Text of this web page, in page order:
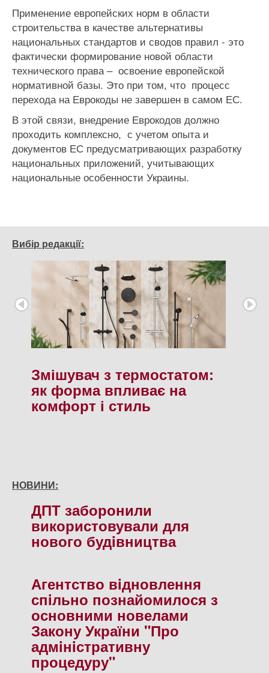
Применение европейских норм в области
строительства в качестве альтернативы
национальных стандартов и сводов правил - это
фактически формирование новой области
технического права – освоение европейской
нормативной базы. Это при том, что процесс
перехода на Еврокоды не завершен в самом ЕС.
В этой связи, внедрение Еврокодов должно
проходить комплексно, с учетом опыта и
документов ЕС предусматривающих разработку
национальных приложений, учитывающих
национальные особенности Украины.
Вибір редакції:
Змішувач з термостатом:
як форма впливає на
комфорт і стиль
НОВИНИ:
ДПТ заборонили
використовували для
нового будiвництва
Агентство вiдновлення
спiльно познайомилося з
основними новелами
Закону України "Про
адмiнiстративну
процедуру"